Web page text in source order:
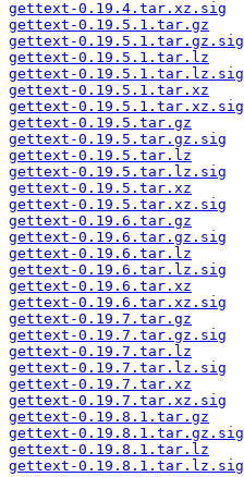
gettext-0.19.4.tar.xz.sig
gettext-0.19.5.1.tar.gz
gettext-0.19.5.1.tar.gz.sig
gettext-0.19.5.1.tar.lz
gettext-0.19.5.1.tar.lz.sig
gettext-0.19.5.1.tar.xz
gettext-0.19.5.1.tar.xz.sig
gettext-0.19.5.tar.gz
gettext-0.19.5.tar.gz.sig
gettext-0.19.5.tar.lz
gettext-0.19.5.tar.lz.sig
gettext-0.19.5.tar.xz
gettext-0.19.5.tar.xz.sig
gettext-0.19.6.tar.gz
gettext-0.19.6.tar.gz.sig
gettext-0.19.6.tar.lz
gettext-0.19.6.tar.lz.sig
gettext-0.19.6.tar.xz
gettext-0.19.6.tar.xz.sig
gettext-0.19.7.tar.gz
gettext-0.19.7.tar.gz.sig
gettext-0.19.7.tar.lz
gettext-0.19.7.tar.lz.sig
gettext-0.19.7.tar.xz
gettext-0.19.7.tar.xz.sig
gettext-0.19.8.1.tar.gz
gettext-0.19.8.1.tar.gz.sig
gettext-0.19.8.1.tar.lz
gettext-0.19.8.1.tar.lz.sig